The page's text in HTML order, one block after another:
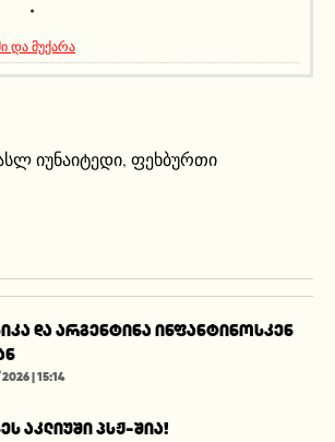
და მუქარა
იუნაიტედი, ფეხბურთი
და არგენტინა ინფანტინოსკენ
| 15:14
აკლიუში პსჟ-შია!